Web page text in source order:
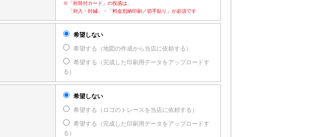
※「封筒付カード」の投函は、
「封入・封緘」・「料金別納印刷／切手貼り」が必須です
希望しない
希望する（地図の作成から当店に依頼する）
希望する（完成した印刷用データをアップロードす
る）
希望しない
希望する（ロゴのトレースを当店に依頼する）
希望する（完成した印刷用データをアップロードす
る）